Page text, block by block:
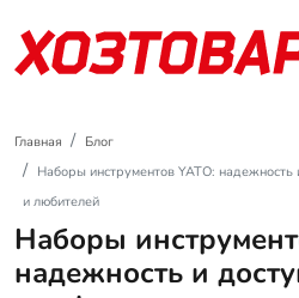
Главная
Блог
Наборы инструментов YATO: надежность
и любителей
Наборы
надежность и